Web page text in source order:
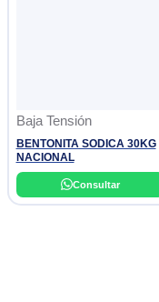
Baja Tensión
BENTONITA SODICA 30KG
NACIONAL
Consultar